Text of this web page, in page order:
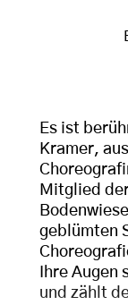
Es ist
Kramer,
Mitglied
geblümten
Ihre
und zählt